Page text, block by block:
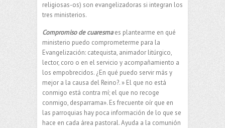
religiosas-os) son evangelizadoras si integran los
tres ministerios.
Compromiso de cuaresmaes plantearme en qué
ministerio puedo comprometerme para la
Evangelización: catequista, animador litúrgico,
lector, coro o en el servicio y acompañamiento a
los empobrecidos. ¿En qué puedo servir más y
mejor a la causa del Reino?. » El que no está
conmigo está contra mí; el que no recoge
conmigo, desparrama». Es frecuente oír que en
las parroquias hay poca información de lo que se
hace en cada área pastoral. Ayuda a la comunión